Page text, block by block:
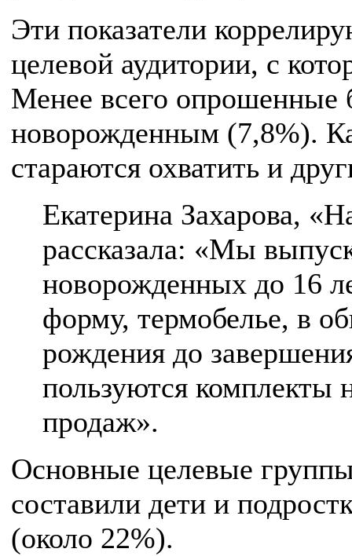
Эти показатели
целевой аудитории, с
Менее всего опрошенные
новорожденным (7,8%).
стараются охватить и
Екатерина Захарова,
рассказала: «Мы
новорожденных до 16
форму, термобелье, в
рождения до
пользуются
продаж».
Основные целевые
составили дети и
(около 22%).